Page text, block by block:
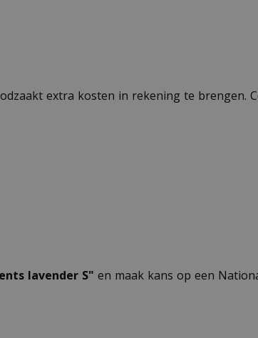
extra kosten in rekening te brengen.
lavender S" en maak kans op een